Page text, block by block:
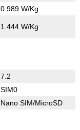
0.989 W/Kg
1.444 W/Kg
7.2
SIM0
Nano SIM/MicroSD